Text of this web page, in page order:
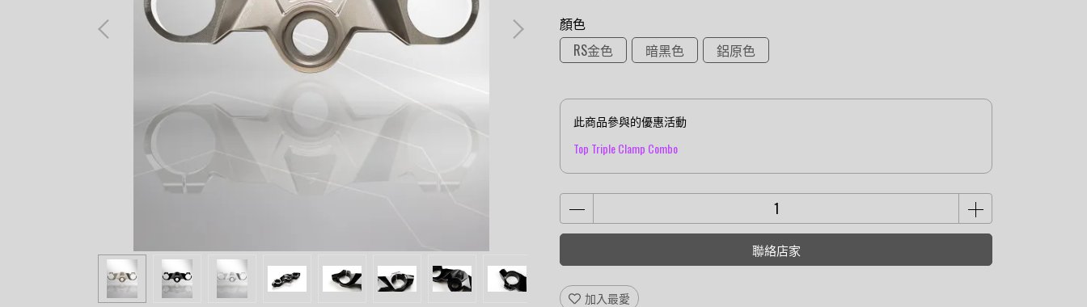
顏色
RS金色
暗黑色 鋁原色
此商品參與的優惠活動
Top Triple Clamp Combo
聯絡店家
加入最愛